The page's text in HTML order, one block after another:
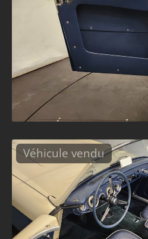
Véhicule vendu